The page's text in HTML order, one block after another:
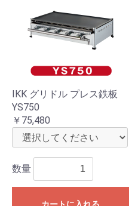
IKK グリドル プレス鉄板
YS750
￥75,480
数量